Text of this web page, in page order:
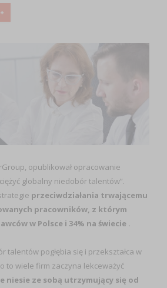
opublikował opracowanie
globalny niedobór talentów”.
przeciwdziałania trwającemu
pracowników, z którym
w Polsce i 34% na świecie .
talentów pogłębia się i przekształca w
to wiele firm zaczyna lekceważyć
niesie ze sobą utrzymujący się od